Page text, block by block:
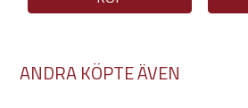
ANDRA KÖPTE ÄVEN